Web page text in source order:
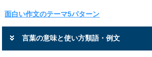
面白い作文のテーマ5パターン
言葉の意味と使い方類語・例文